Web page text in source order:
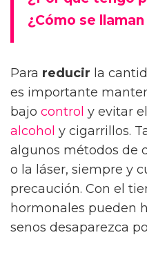
¿Cómo se
Para reducir la
es importante
bajo control y evitar el
alcohol y cigarrillos.
algunos métodos de
o la láser, siempre y
precaución. Con el
hormonales pueden
senos desaparezca